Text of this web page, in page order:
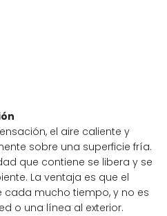
el aire caliente y
sobre una superficie fría.
que contiene se libera y se
La ventaja es que el
mucho tiempo, y no es
o una línea al exterior.